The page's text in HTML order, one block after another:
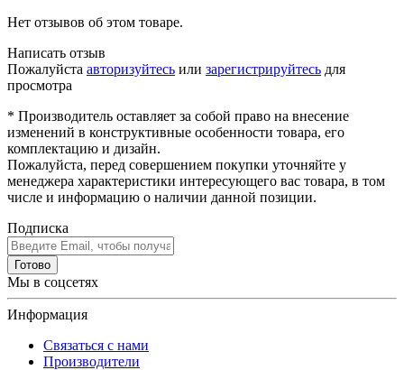
Нет отзывов об этом товаре.
Написать отзыв
Пожалуйста авторизуйтесь или зарегистрируйтесь для
просмотра
* Производитель оставляет за собой право на внесение
изменений в конструктивные особенности товара, его
комплектацию и дизайн.
Пожалуйста, перед совершением покупки уточняйте у
менеджера характеристики интересующего вас товара, в том
числе и информацию о наличии данной позиции.
Подписка
Готово
Мы в соцсетях
Информация
Связаться с нами
Производители